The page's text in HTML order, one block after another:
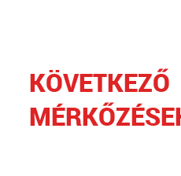
KÖVETKEZŐ